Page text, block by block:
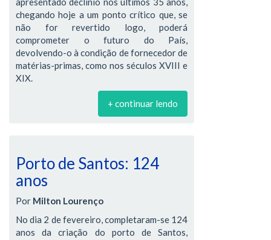
chegando hoje a um ponto crítico que, se
não for revertido logo, poderá
comprometer o futuro do País,
devolvendo-o à condição de fornecedor de
matérias-primas, como nos séculos XVIII e
XIX.
+ continuar lendo
Porto de Santos: 124
anos
Por Milton Lourenço
No dia 2 de fevereiro, completaram-se 124
anos da criação do porto de Santos,